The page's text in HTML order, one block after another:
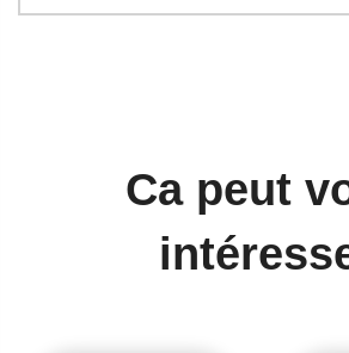
Ca peut